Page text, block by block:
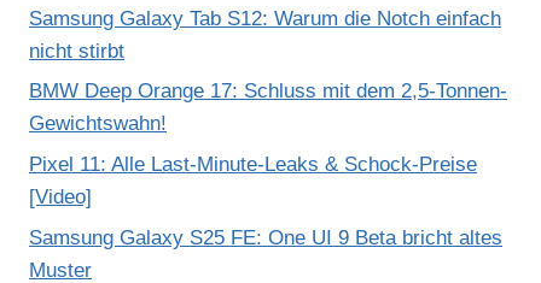
Samsung Galaxy Tab S12: Warum die Notch einfach
nicht stirbt
BMW Deep Orange 17: Schluss mit dem 2,5-Tonnen-
Gewichtswahn!
Pixel 11: Alle Last-Minute-Leaks & Schock-Preise
[Video]
Samsung Galaxy S25 FE: One UI 9 Beta bricht altes
Muster